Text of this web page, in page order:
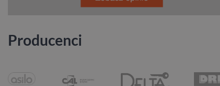
Producenci